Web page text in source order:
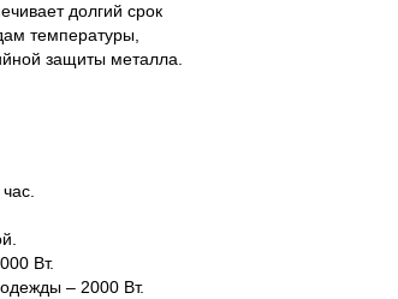
долгий срок
температуры,
защиты металла.
Вт.
– 2000 Вт.